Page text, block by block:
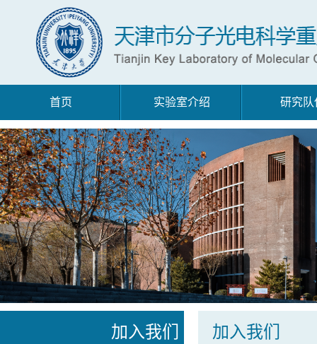
首页 实验室介绍 研究队
加入我们 加入我们